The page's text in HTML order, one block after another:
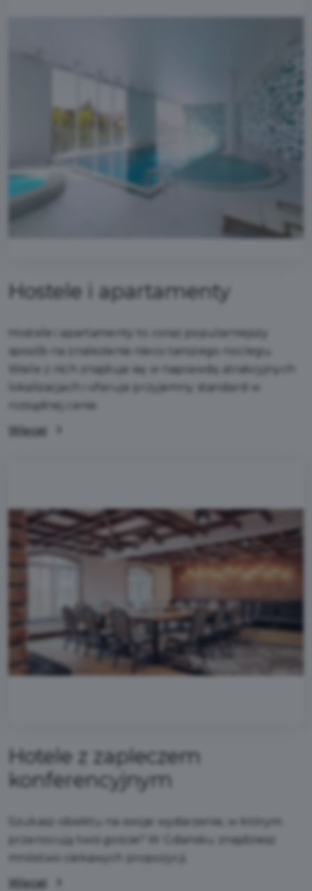
Hostele i apartamenty
Hostele i apartamenty to coraz popularniejszy
sposób na znalezienie nieco tańszego noclegu.
Wiele z nich znajduje się w naprawdę atrakcyjnych
lokalizacjach i oferuje przyjemny standard w
rozsądnej cenie.
Więcej
Hotele z zapleczem
konferencyjnym
Szukasz obiektu na swoje wydarzenie, w którym
przenocują twoi goście? W Gdańsku znajdziesz
mnóstwo ciekawych propozycji.
Więcej